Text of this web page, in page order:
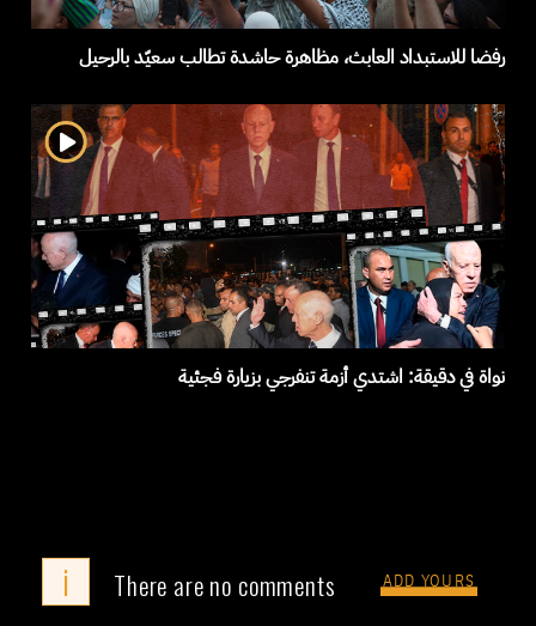
رفضا للاستبداد العابث، مظاهرة حاشدة تطالب سعيّد بالرحيل
نواة في دقيقة: اشتدي أزمة تنفرجي بزيارة فجئية
i There are no comments ADD YOURS